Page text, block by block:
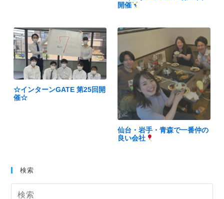
開催
☆インターンGATE 第25回開
催☆
仙台・岩手・青森で一番仲の
良い会社
検索